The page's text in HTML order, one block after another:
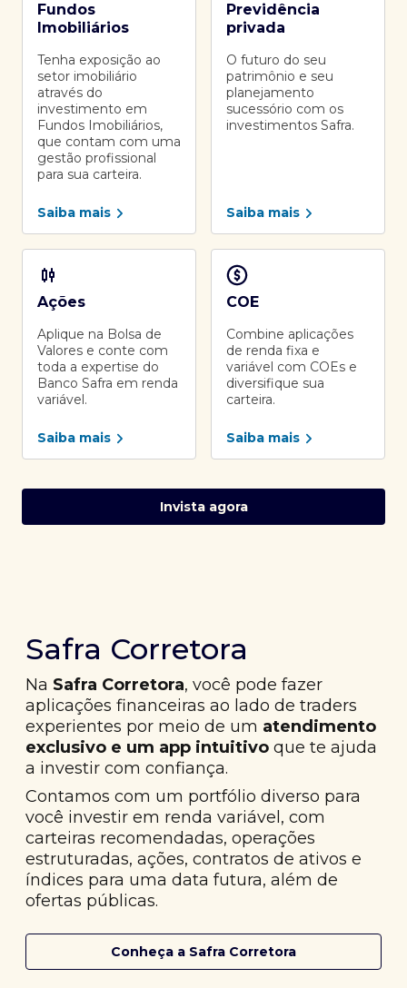
Fundos
Imobiliários
Tenha exposição ao
setor imobiliário
através do
investimento em
Fundos Imobiliários,
que contam com uma
gestão profissional
para sua carteira.
Saiba mais
Previdência
privada
O futuro do seu
patrimônio e seu
planejamento
sucessório com os
investimentos Safra.
Saiba mais
Ações
Aplique na Bolsa de
Valores e conte com
toda a expertise do
Banco Safra em renda
variável.
Saiba mais
COE
Combine aplicações
de renda fixa e
variável com COEs e
diversifique sua
carteira.
Saiba mais
Invista agora
Safra Corretora
Na Safra Corretora, você pode fazer
aplicações financeiras ao lado de traders
experientes por meio de um atendimento
exclusivo e um app intuitivo que te ajuda
a investir com confiança.
Contamos com um portfólio diverso para
você investir em renda variável, com
carteiras recomendadas, operações
estruturadas, ações, contratos de ativos e
índices para uma data futura, além de
ofertas públicas.
Conheça a Safra Corretora